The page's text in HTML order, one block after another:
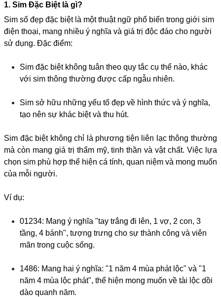
1. Sim Đặc Biệt là gì?
Sim số đẹp đặc biệt là một thuật ngữ phổ biến trong giới sim
điện thoại, mang nhiều ý nghĩa và giá trị độc đáo cho người
sử dụng. Đặc điểm:
Sim đặc biệt không tuân theo quy tắc cụ thể nào, khác
với sim thông thường được cấp ngẫu nhiên.
Sim sở hữu những yếu tố đẹp về hình thức và ý nghĩa,
tạo nên sự khác biệt và thu hút.
Sim đặc biệt không chỉ là phương tiện liên lạc thông thường
mà còn mang giá trị thẩm mỹ, tinh thần và vật chất. Việc lựa
chọn sim phù hợp thể hiện cá tính, quan niệm và mong muốn
của mỗi người.
Ví dụ:
01234: Mang ý nghĩa "tay trắng đi lên, 1 vợ, 2 con, 3
tầng, 4 bánh", tượng trưng cho sự thành công và viên
mãn trong cuộc sống.
1486: Mang hai ý nghĩa: "1 năm 4 mùa phát lộc" và "1
năm 4 mùa lộc phát", thể hiện mong muốn về tài lộc dồi
dào quanh năm.